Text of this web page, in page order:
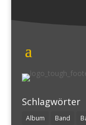
Schlagwörter
Album Band